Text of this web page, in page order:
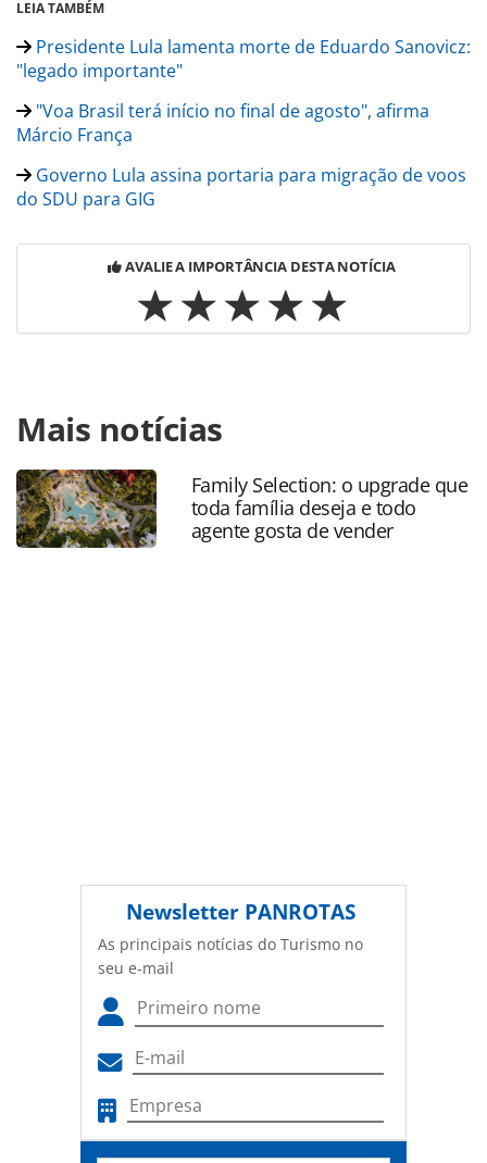
LEIA TAMBÉM
Presidente Lula lamenta morte de Eduardo Sanovicz:
"legado importante"
"Voa Brasil terá início no final de agosto", afirma
Márcio França
Governo Lula assina portaria para migração de voos
do SDU para GIG
AVALIE A IMPORTÂNCIA DESTA NOTÍCIA
https://www.panrotas.com.br/mercado/economia-e-
politica/2023/09/lula-anuncia-novo-ministro-de-portos-e-
aeroportos-silvio-costa-filho_199519.html ou as
ferramentas oferecidas na página. Todo o conteúdo
produzido pela PANROTAS Editora é protegido pela
legislação brasileira sobre direito autoral. Não reproduza o
Mais notícias
Family Selection: o upgrade que
toda família deseja e todo
agente gosta de vender
Newsletter PANROTAS
As principais notícias do Turismo no
seu e-mail